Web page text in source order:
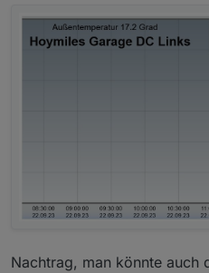
unter 50 Watt ist eher
Die Daten V und A
Nachtrag, man könnte auch